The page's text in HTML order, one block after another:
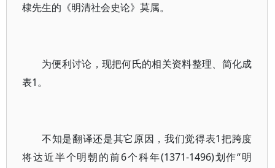
棣先生的《明清社会史论》莫属。
为便利讨论，现把何氏的相关资料整理、简化成
表1。
不知是翻译还是其它原因，我们觉得表1把跨度
将达近半个明朝的前6个科年(1371-1496)划作“明